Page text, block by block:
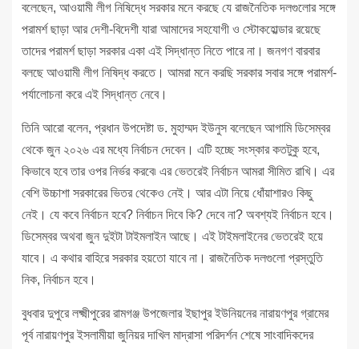
বলেছেন, আওয়ামী লীগ নিষিদ্ধে সরকার মনে করছে যে রাজনৈতিক দলগুলোর সঙ্গে
পরামর্শ ছাড়া আর দেশী-বিদেশী যারা আমাদের সহযোগী ও স্টোকহোল্ডার রয়েছে
তাদের পরামর্শ ছাড়া সরকার একা এই সিদ্ধান্ত নিতে পারে না। জনগণ বারবার
বলছে আওয়ামী লীগ নিষিদ্ধ করতে। আমরা মনে করছি সরকার সবার সঙ্গে পরামর্শ-
পর্যালোচনা করে এই সিদ্ধান্ত নেবে।
তিনি আরো বলেন, প্রধান উপদেষ্টা ড. মুহাম্মদ ইউনুস বলেছেন আগামি ডিসেম্বর
থেকে জুন ২০২৬ এর মধ্যে নির্বাচন দেবেন। এটি হচ্ছে সংস্কার কতটুকু হবে,
কিভাবে হবে তার ওপর নির্ভর করবে৷ এর ভেতরেই নির্বাচন আমরা সীমিত রাখি। এর
বেশি উচ্চাশা সরকারের ভিতর থেকেও নেই। আর এটা নিয়ে ধোঁয়াশারও কিছু
নেই। যে কবে নির্বাচন হবে? নির্বাচন দিবে কি? দেবে না? অবশ্যই নির্বাচন হবে।
ডিসেম্বর অথবা জুন দুইটা টাইমলাইন আছে। এই টাইমলাইনের ভেতরেই হয়ে
যাবে। এ কথার বাহিরে সরকার হয়তো যাবে না। রাজনৈতিক দলগুলো প্রস্তুতি
নিক, নির্বাচন হবে।
বুধবার দুপুরে লক্ষ্মীপুরের রামগঞ্জ উপজেলার ইছাপুর ইউনিয়নের নারায়ণপুর গ্রামের
পূর্ব নারায়ণপুর ইসলামীয়া জুনিয়র দাখিল মাদ্রাসা পরিদর্শন শেষে সাংবাদিকদের